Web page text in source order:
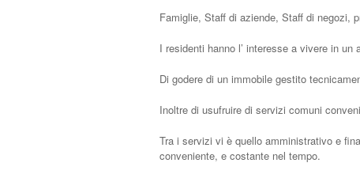
Famiglie, Staff di aziende, Staff di
I residenti hanno l’ interesse a vivere in un
Di godere di un immobile gestito
Inoltre di usufruire di servizi comuni
Tra i servizi vi è quello amministrativo e
conveniente, e costante nel tempo.